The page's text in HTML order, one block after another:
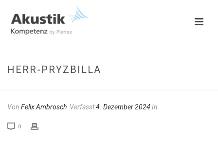
HERR-PRYZBILLA
Von Felix Ambrosch Verfasst4. Dezember 2024In
0